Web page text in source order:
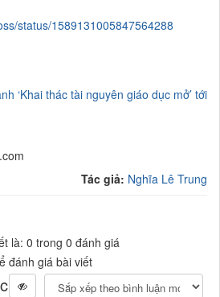
status/1589131005847564288
‘Khai thác tài nguyên giáo dục mở’ tới
Tác giả: Nghĩa Lê Trung
là: 0 trong 0 đánh giá
đánh giá bài viết